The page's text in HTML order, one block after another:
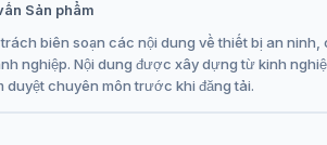
Sản phẩm
biên soạn các nội dung về thiết bị an ninh,
nghiệp. Nội dung được xây dựng từ kinh
chuyên môn trước khi đăng tải.